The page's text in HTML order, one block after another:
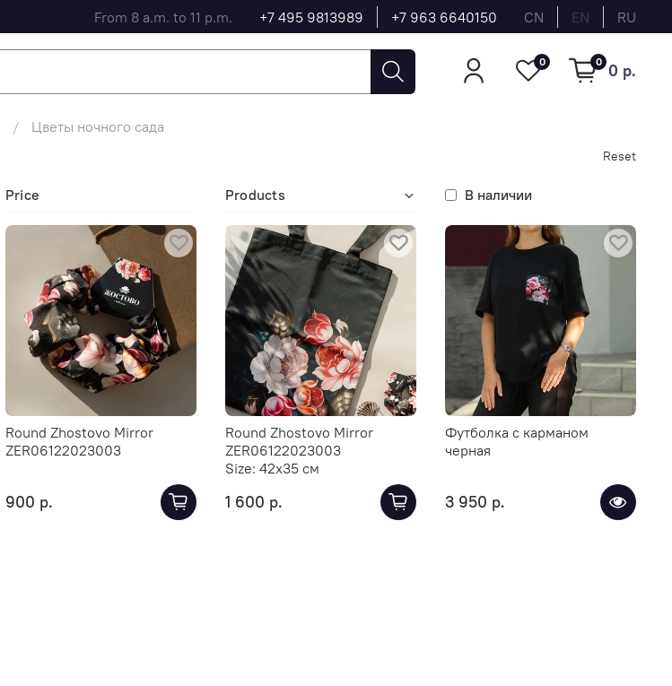
From 8 a.m. to 11 p.m. +7 495 9813989 +7 963 6640150 CN EN RU
0 0 0 р.
Цветы ночного сада
Reset
Price Products В наличии
Round Zhostovo Mirror
ZER06122023003
900 р.
Round Zhostovo Mirror
ZER06122023003
Size: 42х35 см
1 600 р.
Футболка с карманом
черная
3 950 р.